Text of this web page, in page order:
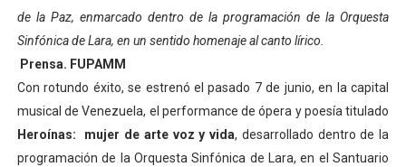
de la Paz, enmarcado dentro de la programación de la Orquesta
Sinfónica de Lara, en un sentido homenaje al canto lírico.
Prensa. FUPAMM
Con rotundo éxito, se estrenó el pasado 7 de junio, en la capital
musical de Venezuela, el performance de ópera y poesía titulado
Heroínas:
mujer de arte voz y vida, desarrollado dentro de la
programación de la Orquesta Sinfónica de Lara, en el Santuario